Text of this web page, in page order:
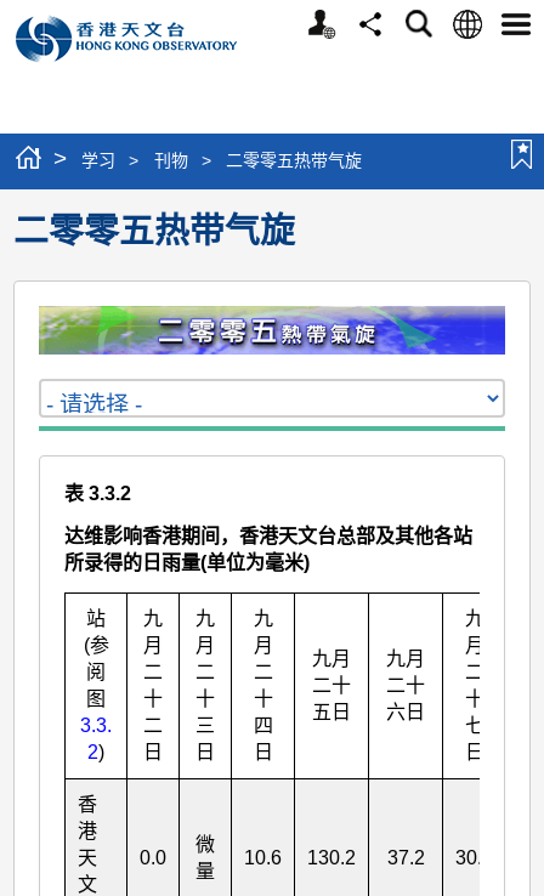
个
分
搜
语
选
> 学习 > 刊物 > 二零零五热带气旋
二零零五热带气旋
表 3.3.2
达维影响香港期间，香港天文台总部及其他各站
所录得的日雨量(单位为毫米)
站
(参
阅
图
3.3.
2)
九
月
二
十
二
日
九
月
二
十
三
日
九
月
二
十
四
日
九月
二十
五日
九月
二十
六日
九
月
二
十
七
日
香
港
天
文
0.0
微
量
10.6 130.2 37.2 30.6